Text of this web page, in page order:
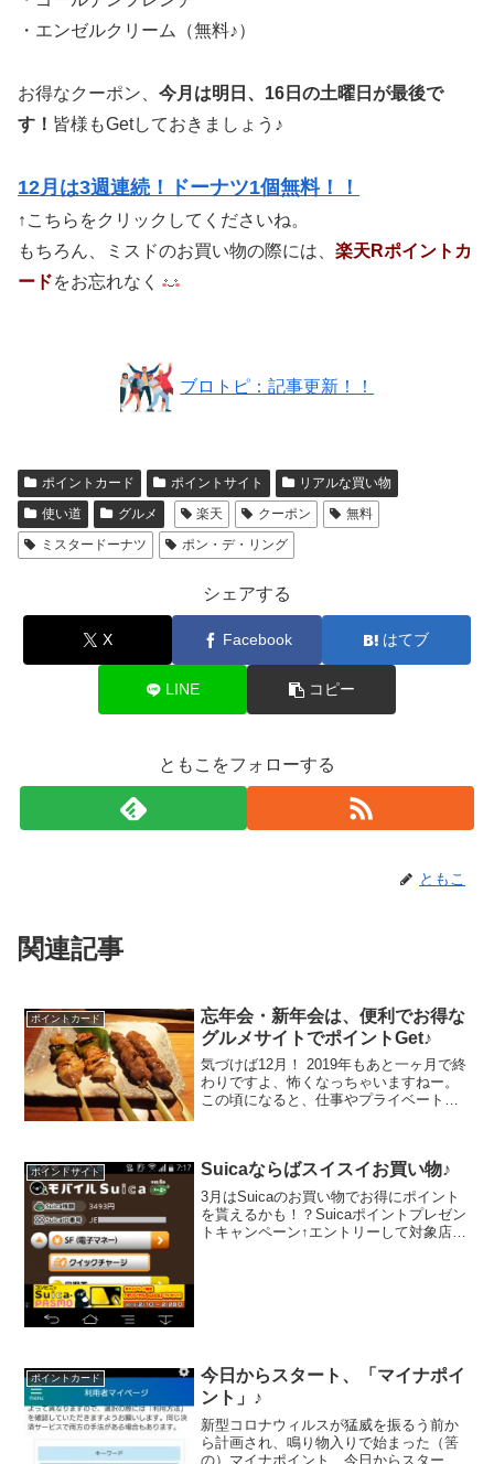
・エンゼルクリーム（無料♪）
お得なクーポン、 今月は明日、16日の土曜日が最後で
す！ 皆様もGetしておきましょう♪
12月は3週連続！ドーナツ1個無料！！
↑こちらをクリックしてくださいね。
もちろん、ミスドのお買い物の際には、 楽天Rポイントカ
ードをお忘れなく
ブロトピ：記事更新！！
ポイントカード ポイントサイト
リアルな買い物
使い道
グルメ 楽天 クーポン
無料
ミスタードーナツ
ポン・デ・リング
シェアする
X Facebook はてブ
LINE コピー
ともこをフォローする
ともこ
関連記事
ポイントカード
忘年会・新年会は、便利でお得な
グルメサイトでポイントGet♪
気づけば12月！ 2019年もあと一ヶ月で終
わりですよ、怖くなっちゃいますねー。
この頃になると、仕事やプライベートで
込む方もいる...
ポイントサイト Suicaならばスイスイお買い物♪
3月はSuicaのお買い物でお得にポイント
を貰えるかも！？Suicaポイントプレゼン
トキャンペーン↑エントリーして対象店舗
ポイントカード
今日からスタート、「マイナポイ
ント」♪
新型コロナウィルスが猛威を振るう前か
ら計画され、鳴り物入りで始まった（筈
の）マイナポイント、今日からスタート